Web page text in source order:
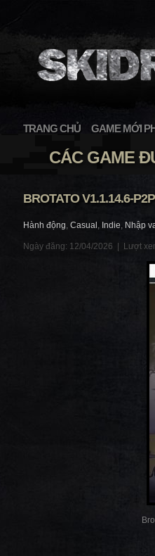
TRANG CHỦ GAME MỚI
CÁC GAME
BROTATO V1.1.14.6-P2P
Hành động, Casual , Indie, Nhập
Ngày đăng: 12/04/2026 | Lượt